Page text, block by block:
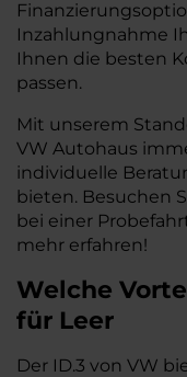
Inzahlungnahme
Ihnen die besten
passen.
Mit unserem
VW Autohaus
individuelle
bieten. Besuchen
bei einer
mehr erfahren!
Welche
für Leer
Der ID.3 von VW